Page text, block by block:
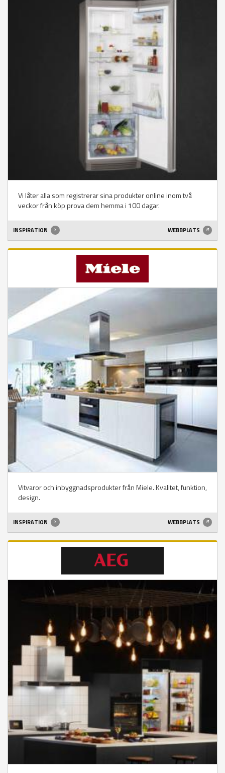
Vi låter alla som registrerar sina produkter online inom två
veckor från köp prova dem hemma i 100 dagar.
INSPIRATION WEBBPLATS
Vitvaror och inbyggnadsprodukter från Miele. Kvalitet, funktion,
design.
INSPIRATION WEBBPLATS